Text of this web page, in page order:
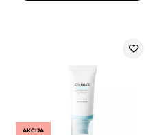
AKCIJA